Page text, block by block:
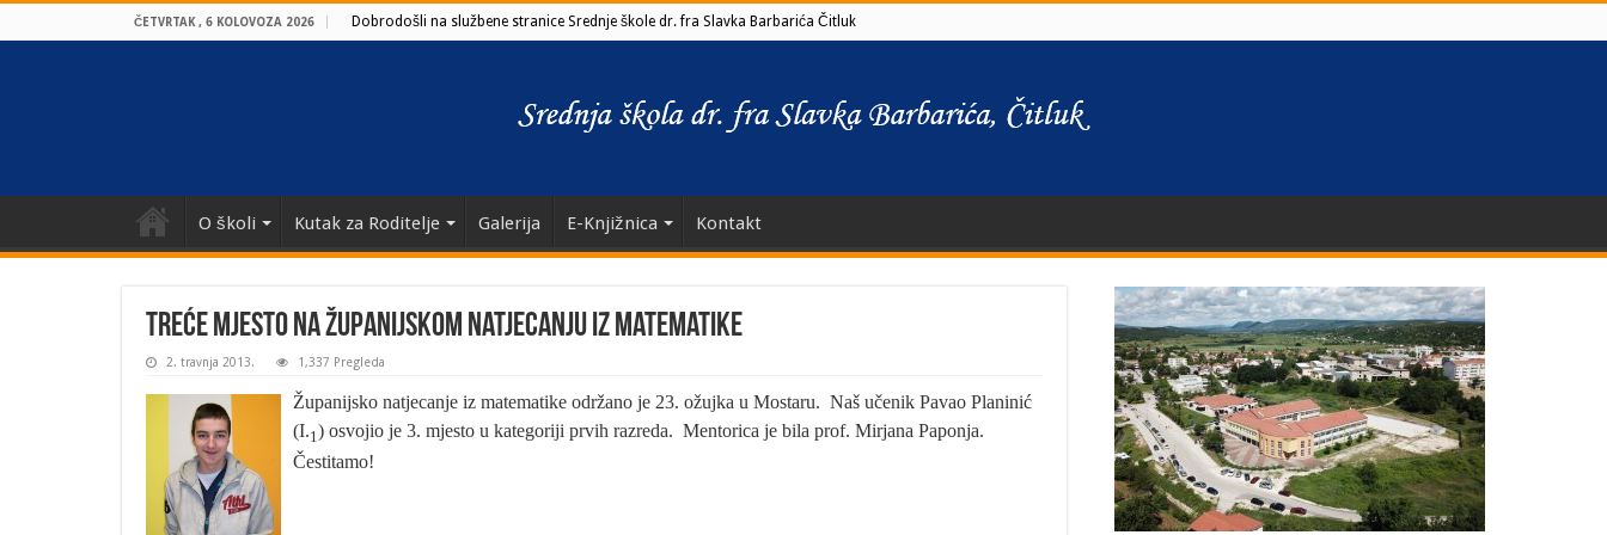
ČETVRTAK , 6 KOLOVOZA 2026 Dobrodošli na službene stranice Srednje škole dr. fra Slavka Barbarića Čitluk
O školi Kutak za Roditelje Galerija E-Knjižnica Kontakt
Treće mjesto na županijskom natjecanju iz matematike
2. travnja 2013. 1,337 Pregleda
Županijsko natjecanje iz matematike održano je 23. ožujka u Mostaru. Naš učenik Pavao Planinić
(I.1) osvojio je 3. mjesto u kategoriji prvih razreda. Mentorica je bila prof. Mirjana Paponja.
Čestitamo!